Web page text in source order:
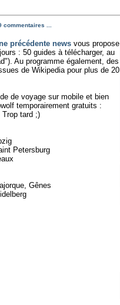
commentaires ...
précédente newsvous propose
: 50 guides à télécharger, au
Au programme également, des
de Wikipedia pour plus de 20
de voyage sur mobile et bien
temporairement gratuits :
tard ;)
Petersburg
Gênes